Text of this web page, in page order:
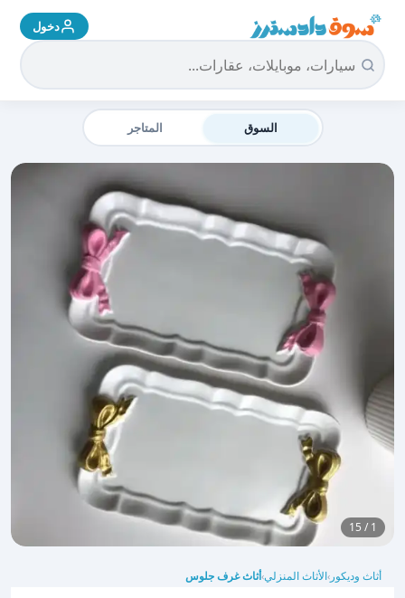
سوق دادسترز الرئيسية دخول
السوق المتاجر
1 / 15
أثاث وديكور ›الأثاث المنزلي›أثاث غرف جلوس